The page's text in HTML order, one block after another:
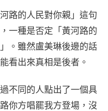
路的人民對你親」這句
一種是否定「黃河路的
。雖然盧美琳後邊的話
看出來真相是後者。
不同的人點出了一個具
你方唱罷我方登場，沒